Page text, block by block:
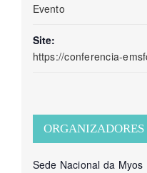
Evento
Site:
https://conferencia-
ORGANIZADORES
Sede Nacional da Myos